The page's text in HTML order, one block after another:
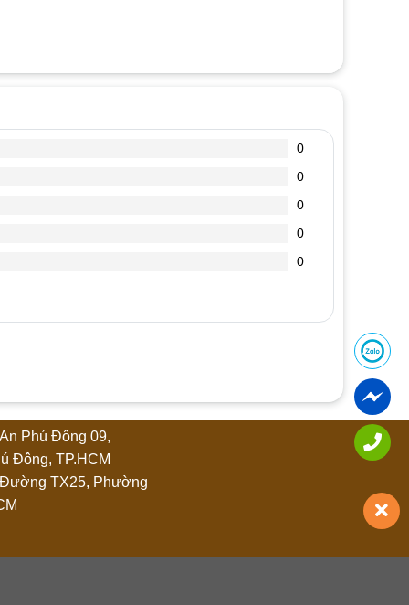
0
0
0
0
0
Phú Đông 09,
Đông, TP.HCM
TX25, Phường